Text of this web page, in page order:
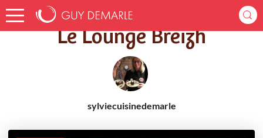
Accueil Recettes Le Lounge Breizh
Le Lounge Breizh
sylviecuisinedemarle